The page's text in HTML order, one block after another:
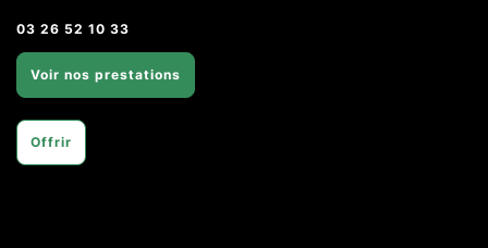
03 26 52 10 33
Voir nos prestations
Offrir